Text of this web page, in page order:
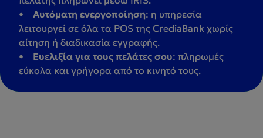
• Αυτόματη ενεργοποίηση: η υπηρεσία
λειτουργεί σε όλα τα POS της CrediaBank χωρίς
αίτηση ή διαδικασία εγγραφής.
•
Ευελιξία για τους πελάτες σου: πληρωμές
εύκολα και γρήγορα από το κινητό τους.